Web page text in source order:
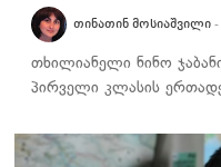
ᲗᲘᲜᲐᲗᲘᲜ ᲛᲝᲡᲘᲐᲨᲕᲘᲚᲘ -
თხილიანელი ნინო
პირველი კლასის